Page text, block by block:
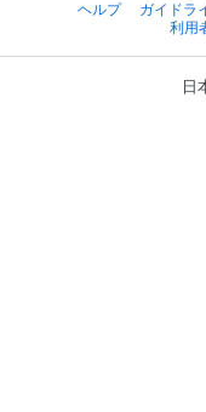
ヘルプ
ガイドラ
利用
日